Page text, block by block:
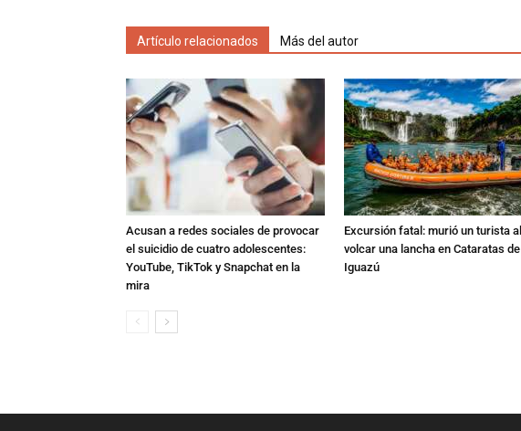
Artículo relacionados Más del autor
Acusan a redes sociales de provocar
el suicidio de cuatro adolescentes:
YouTube, TikTok y Snapchat en la
mira
Excursión fatal: murió un turista al
volcar una lancha en Cataratas de
Iguazú